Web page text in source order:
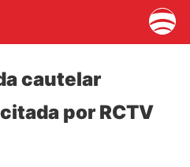
cautelar
por RCTV